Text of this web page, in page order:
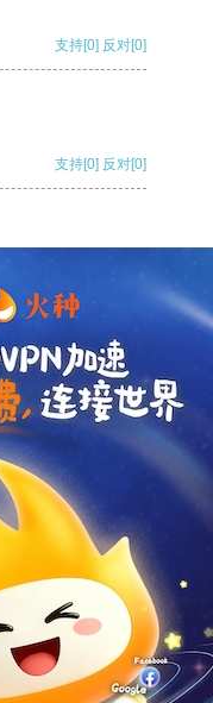
支持[0] 反对[0]
支持[0] 反对[0]
支持 [0] 反对[0]
支持[0] 反对
支持[0] 反对[0]